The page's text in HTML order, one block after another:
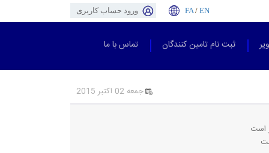
FA/ EN ورود حساب کاربری
ثبت نام تامین کنندگان تماس با ما
جمعه 02 اکتبر 2015
است